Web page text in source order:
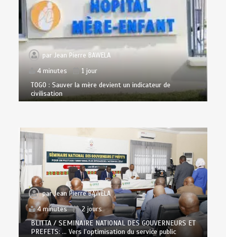
parJean Pierre BAWELA
4 minutes
1 jour
TOGO : Sauver la mère devient un indicateur de
civilisation
parJean Pierre BAWELA
4 minutes
2 jours
BLITTA / SEMINAIRE NATIONAL DES GOUVERNEURS ET
PREFETS: … Vers l’optimisation du service public